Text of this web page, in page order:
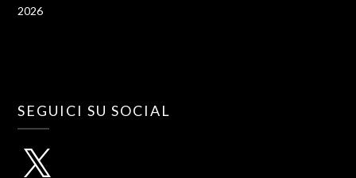
2026
SEGUICI SU SOCIAL